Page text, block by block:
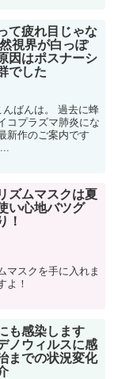
て疲れ目じゃな
視界が白っぽ
因はポスナーシ
でした
ばんは。 過去に蜂
コプラズマ肺炎にな
新作のご案内です
ズムマスクは夏
い心地バツグ
！
マスクを手に入れま
よ！
も感染します
ノウィルスに感
までの状況変化